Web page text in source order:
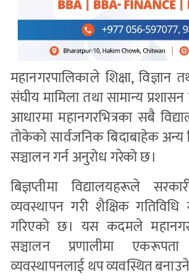
महानगरपालिकाले शिक्षा, विज्ञान
संघीय मामिला तथा सामान्य प्रशासन
आधारमा महानगरभित्रका सबै
तोकेको सार्वजनिक बिदाबाहेक अन्य
सञ्चालन गर्न अनुरोध गरेको छ।
बिज्ञप्तीमा विद्यालयहरूले
व्यवस्थापन गरी शैक्षिक
गरिएको छ। यस कदमले
सञ्चालन प्रणालीमा
व्यवस्थापनलाई थप व्यवस्थित